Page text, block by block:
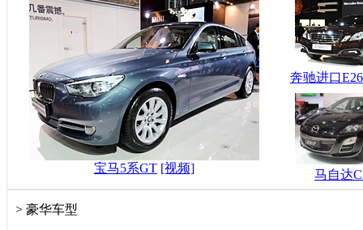
宝马5系GT [视频]
奔驰进口
马自达
> 豪华车型